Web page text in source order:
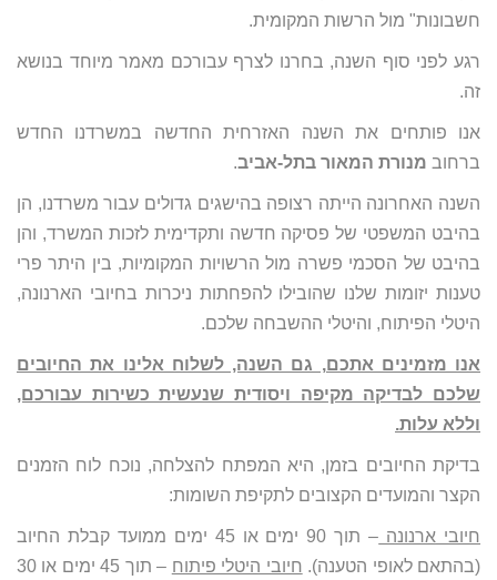
חשבונות" מול הרשות המקומית.
רגע לפני סוף השנה, בחרנו לצרף עבורכם מאמר מיוחד בנושא
זה.
אנו פותחים את השנה האזרחית החדשה במשרדנו החדש
ברחוב מנורת המאור בתל-אביב.
השנה האחרונה הייתה רצופה בהישגים גדולים עבור משרדנו, הן
בהיבט המשפטי של פסיקה חדשה ותקדימית לזכות המשרד, והן
בהיבט של הסכמי פשרה מול הרשויות המקומיות, בין היתר פרי
טענות יזומות שלנו שהובילו להפחתות ניכרות בחיובי הארנונה,
היטלי הפיתוח, והיטלי ההשבחה שלכם.
אנו מזמינים אתכם, גם השנה, לשלוח אלינו את החיובים
שלכם לבדיקה מקיפה ויסודית שנעשית כשירות עבורכם,
וללא עלות.
בדיקת החיובים בזמן, היא המפתח להצלחה, נוכח לוח הזמנים
הקצר והמועדים הקצובים לתקיפת השומות:
חיובי ארנונה
– תוך 90 ימים או 45 ימים ממועד קבלת החיוב
(בהתאם לאופי הטענה). חיובי היטלי פיתוח
– תוך 45 ימים או 30